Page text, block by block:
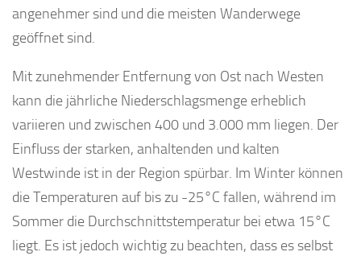
angenehmer sind und die meisten Wanderwege
geöffnet sind.
Mit zunehmender Entfernung von Ost nach Westen
kann die jährliche Niederschlagsmenge erheblich
variieren und zwischen 400 und 3.000 mm liegen. Der
Einfluss der starken, anhaltenden und kalten
Westwinde ist in der Region spürbar. Im Winter können
die Temperaturen auf bis zu -25°C fallen, während im
Sommer die Durchschnittstemperatur bei etwa 15°C
liegt. Es ist jedoch wichtig zu beachten, dass es selbst